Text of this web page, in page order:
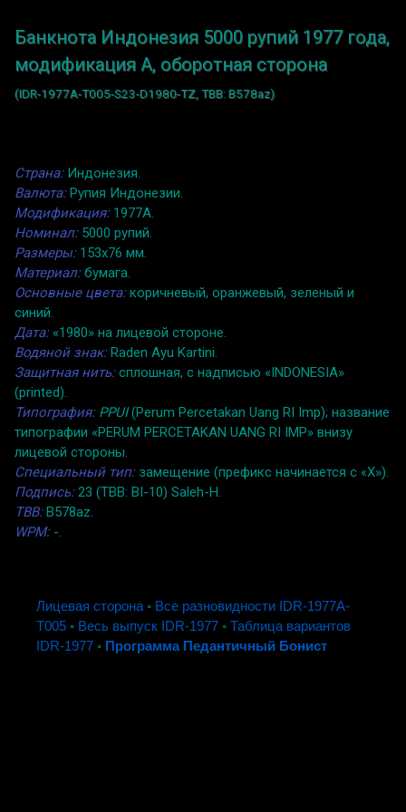
Банкнота Индонезия 5000 рупий 1977 года,
модификация A, оборотная сторона
(IDR-1977A-T005-S23-D1980-TZ, TBB: B578az)
Страна:Индонезия.
Валюта:Рупия Индонезии.
Модификация:1977A.
Номинал:5000 рупий.
Размеры:153x76 мм.
Материал:бумага.
Основные цвета:коричневый, оранжевый, зеленый и
синий.
Дата:«1980» на лицевой стороне.
Водяной знак:Raden Ayu Kartini.
Защитная нить:cплошная, с надписью «INDONESIA»
(printed).
Типография: PPUI(Perum Percetakan Uang RI Imp); название
типографии «PERUM PERCETAKAN UANG RI IMP» внизу
лицевой стороны.
Специальный тип:замещение (префикс начинается с «X»).
Подпись:23 (TBB: BI-10) Saleh-H.
TBB:B578az.
WPM:-.
Лицевая сторона◦ Все разновидности IDR-1977A-
T005 ◦ Весь выпуск IDR-1977 ◦ Таблица вариантов
IDR-1977 ◦ Программа Педантичный Бонист